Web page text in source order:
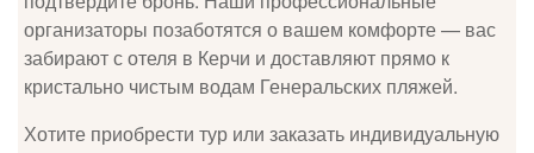
организаторы позаботятся о вашем комфорте — вас
забирают с отеля в Керчи и доставляют прямо к
кристально чистым водам Генеральских пляжей.
Хотите приобрести тур или заказать индивидуальную